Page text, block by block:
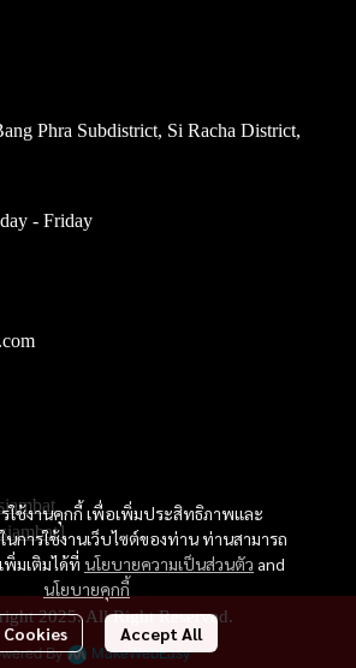
ใช้งานคุกกี้ เพื่อเพิ่มประสิทธิภาพและ
การใช้งานเว็บไซต์ของท่าน ท่านสามารถ
พิ่มเติมได้ที่ นโยบายความเป็นส่วนตัว and
นโยบายคุกกี้
Accept All
Phra Subdistrict, Si Racha District,
- Friday
2025. All Right Reserved.
By MakeWebEasy